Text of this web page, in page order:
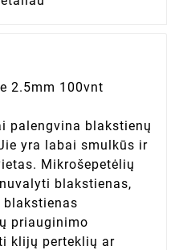
2.5mm 100vnt
palengvina blakstienų
yra labai smulkūs ir
Mikrošepetėlių
blakstienas,
priauginimo
klijų perteklių ar